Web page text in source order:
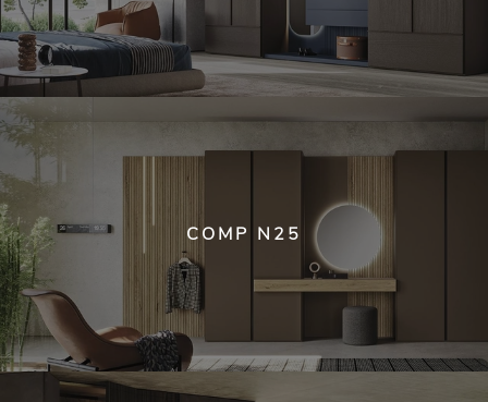
COMP N25